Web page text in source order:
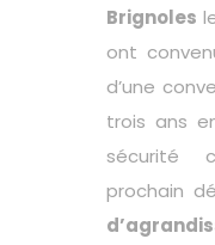
Brignoles
ont
d’une
trois ans
sécurité
prochain